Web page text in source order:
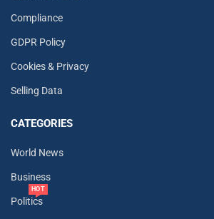
Compliance
GDPR Policy
Cookies & Privacy
Selling Data
CATEGORIES
World News
Business
Politics
HOT